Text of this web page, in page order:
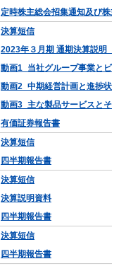
定時株主総会招集通知及び株主総
決算短信
2023年３月期 通期決算説明（事
動画1_当社グループ事業とビジネ
動画2_中期経営計画と進捗状況
動画3_主な製品サービスとその市
有価証券報告書
決算短信
四半期報告書
決算短信
決算説明資料
四半期報告書
決算短信
四半期報告書